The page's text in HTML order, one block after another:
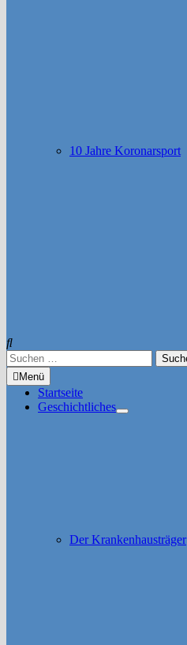
10 Jahre Koronarsport
Suchen
nach:Menü
Startseite
Geschichtliches
Untermenü
Der Krankenhausträger